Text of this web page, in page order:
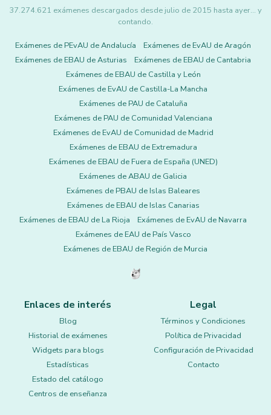
37.274.621 exámenes descargados desde julio de 2015 hasta ayer... y
contando.
Exámenes de PEvAU de Andalucía
Exámenes de EvAU de Aragón
Exámenes de EBAU de Asturias
Exámenes de EBAU de Cantabria
Exámenes de EBAU de Castilla y León
Exámenes de EvAU de Castilla-La Mancha
Exámenes de PAU de Cataluña
Exámenes de PAU de Comunidad Valenciana
Exámenes de EvAU de Comunidad de Madrid
Exámenes de EBAU de Extremadura
Exámenes de EBAU de Fuera de España (UNED)
Exámenes de ABAU de Galicia
Exámenes de PBAU de Islas Baleares
Exámenes de EBAU de Islas Canarias
Exámenes de EBAU de La Rioja
Exámenes de EvAU de Navarra
Exámenes de EAU de País Vasco
Exámenes de EBAU de Región de Murcia
Enlaces de interés
Blog
Historial de exámenes
Widgets para blogs
Estadísticas
Estado del catálogo
Centros de enseñanza
Legal
Términos y Condiciones
Política de Privacidad
Configuración de Privacidad
Contacto